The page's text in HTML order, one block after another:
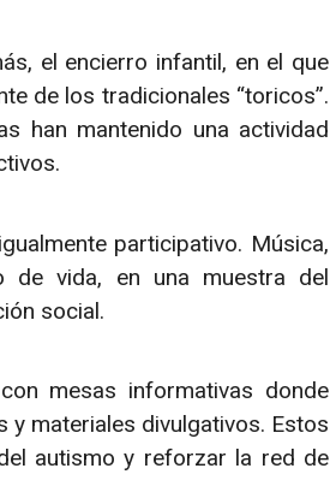
el encierro infantil, en el que
de los tradicionales “toricos”.
han mantenido una actividad
participativo. Música,
de vida, en una muestra del
social.
mesas informativas donde
materiales divulgativos. Estos
autismo y reforzar la red de